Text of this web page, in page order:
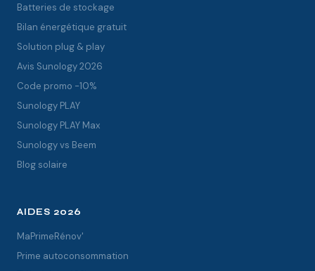
Batteries de stockage
Bilan énergétique gratuit
Solution plug & play
Avis Sunology 2026
Code promo -10%
Sunology PLAY
Sunology PLAY Max
Sunology vs Beem
Blog solaire
AIDES 2026
MaPrimeRénov'
Prime autoconsommation